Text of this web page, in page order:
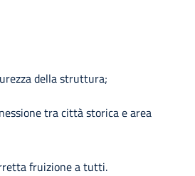
della struttura;
tra città storica e area
fruizione a tutti.